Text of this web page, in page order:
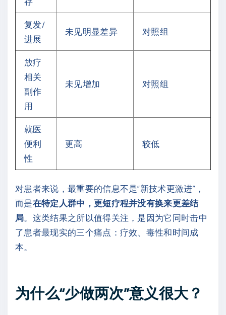
复发/
进展
未见明显差异 对照组
放疗
相关
副作
用
未见增加 对照组
就医
便利
性
更高 较低
对患者来说，最重要的信息不是“新技术更激进”，
而是在特定人群中，更短疗程并没有换来更差结
局。这类结果之所以值得关注，是因为它同时击中
了患者最现实的三个痛点：疗效、毒性和时间成
本。
为什么“少做两次”意义很大？